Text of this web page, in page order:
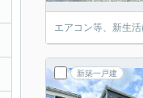
エアコン等、新生
新築一戸建